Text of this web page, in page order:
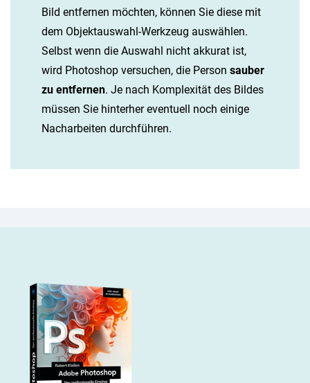
Bild entfernen möchten, können Sie diese mit
dem Objektauswahl-Werkzeug auswählen.
Selbst wenn die Auswahl nicht akkurat ist,
wird Photoshop versuchen, die Person sauber
zu entfernen. Je nach Komplexität des Bildes
müssen Sie hinterher eventuell noch einige
Nacharbeiten durchführen.